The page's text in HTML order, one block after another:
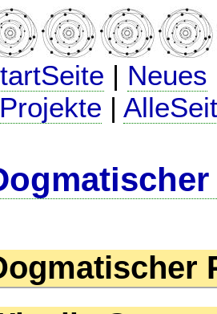
| Neues
Projekte |